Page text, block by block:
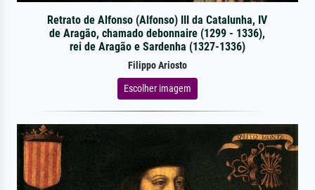
Retrato de Alfonso (Alfonso) III da Catalunha, IV
de Aragão, chamado debonnaire (1299 - 1336),
rei de Aragão e Sardenha (1327-1336)
Filippo Ariosto
Escolher imagem